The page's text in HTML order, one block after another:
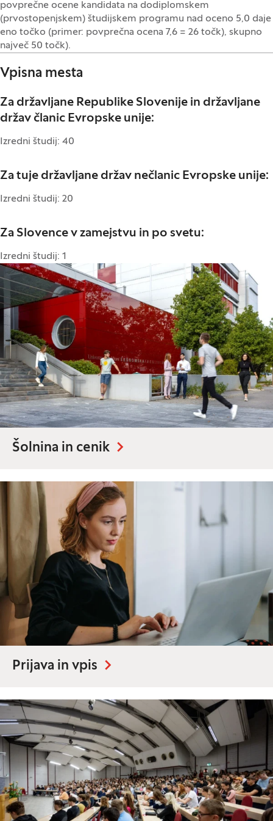
povprečne ocene kandidata na dodiplomskem
(prvostopenjskem) študijskem programu nad oceno 5,0 daje
eno točko (primer: povprečna ocena 7,6 = 26 točk), skupno
največ 50 točk).
Vpisna mesta
Za državljane Republike Slovenije in državljane
držav članic Evropske unije:
Izredni študij: 40
Za tuje državljane držav nečlanic Evropske unije:
Izredni študij: 20
Za Slovence v zamejstvu in po svetu:
Izredni študij: 1
Šolnina in cenik
Prijava in vpis